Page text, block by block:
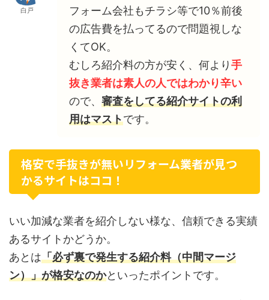
白戸
フォーム会社もチラシ等で10％前後
の広告費を払ってるので問題視しな
くてOK。
むしろ紹介料の方が安く、何より手
抜き業者は素人の人ではわかり辛い
ので、 審査をしてる紹介サイトの利
用はマストです。
格安で手抜きが無いリフォーム業者が見つ
かるサイトはココ！
いい加減な業者を紹介しない様な、信頼できる実績
あるサイトかどうか。
あとは「必ず裏で発生する紹介料（中間マージ
ン）」が格安なのかといったポイントです。